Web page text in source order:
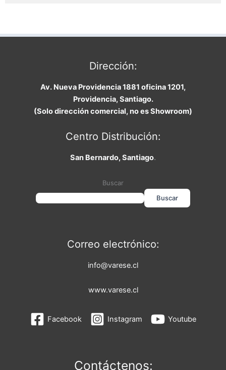
Dirección:
Av. Nueva Providencia 1881 oficina 1201,
Providencia, Santiago.
(Solo dirección comercial, no es Showroom)
Centro Distribución:
San Bernardo, Santiago.
Buscar
Buscar
Correo electrónico:
info@varese.cl
www.varese.cl
Facebook Instagram Youtube
Contáctenos: